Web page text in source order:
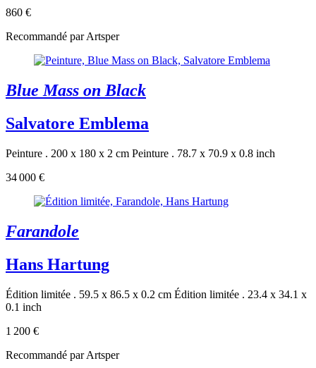
860 €
Recommandé par Artsper
Blue Mass on Black
Salvatore Emblema
Peinture . 200 x 180 x 2 cm Peinture . 78.7 x 70.9 x 0.8 inch
34 000 €
Farandole
Hans Hartung
Édition limitée . 59.5 x 86.5 x 0.2 cm Édition limitée . 23.4 x 34.1 x
0.1 inch
1 200 €
Recommandé par Artsper